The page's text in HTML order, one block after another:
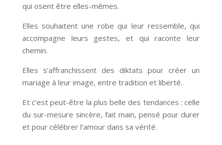
qui osent être elles-mêmes.
Elles souhaitent une robe qui leur ressemble, qui
accompagne leurs gestes, et qui raconte leur
chemin.
Elles s’affranchissent des diktats pour créer un
mariage à leur image, entre tradition et liberté.
Et c’est peut-être la plus belle des tendances : celle
du sur-mesure sincère, fait main, pensé pour durer
et pour célébrer l’amour dans sa vérité.